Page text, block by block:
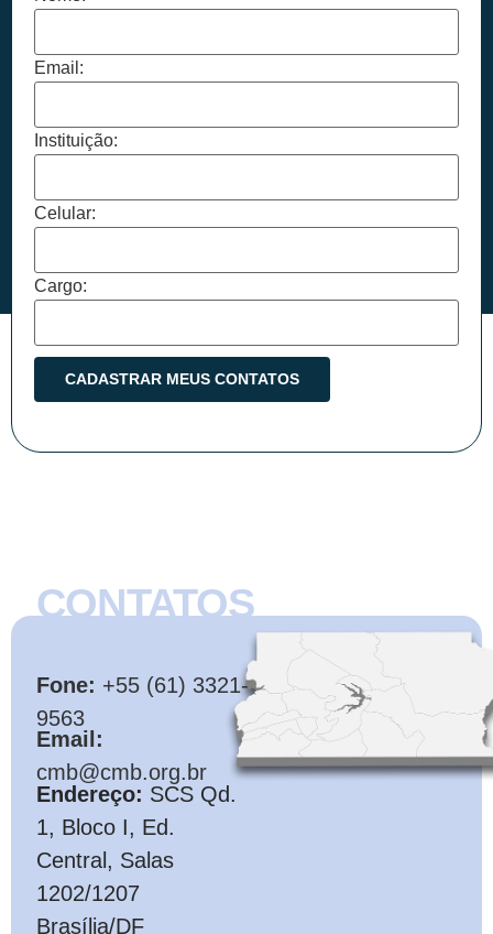
Email:
Instituição:
Celular:
Cargo:
CONTATOS
Fone: +55 (61) 3321-
9563
Email:
cmb@cmb.org.br
Endereço: SCS Qd.
1, Bloco I, Ed.
Central, Salas
1202/1207
Brasília/DF